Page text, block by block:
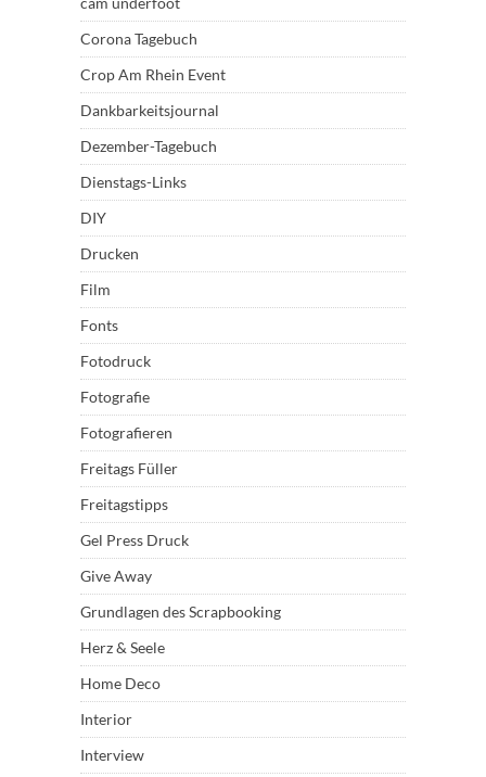
Corona Tagebuch
Crop Am Rhein Event
Dankbarkeitsjournal
Dezember-Tagebuch
Dienstags-Links
DIY
Drucken
Film
Fonts
Fotodruck
Fotografie
Fotografieren
Freitags Füller
Freitagstipps
Gel Press Druck
Give Away
Grundlagen des Scrapbooking
Herz & Seele
Home Deco
Interior
Interview